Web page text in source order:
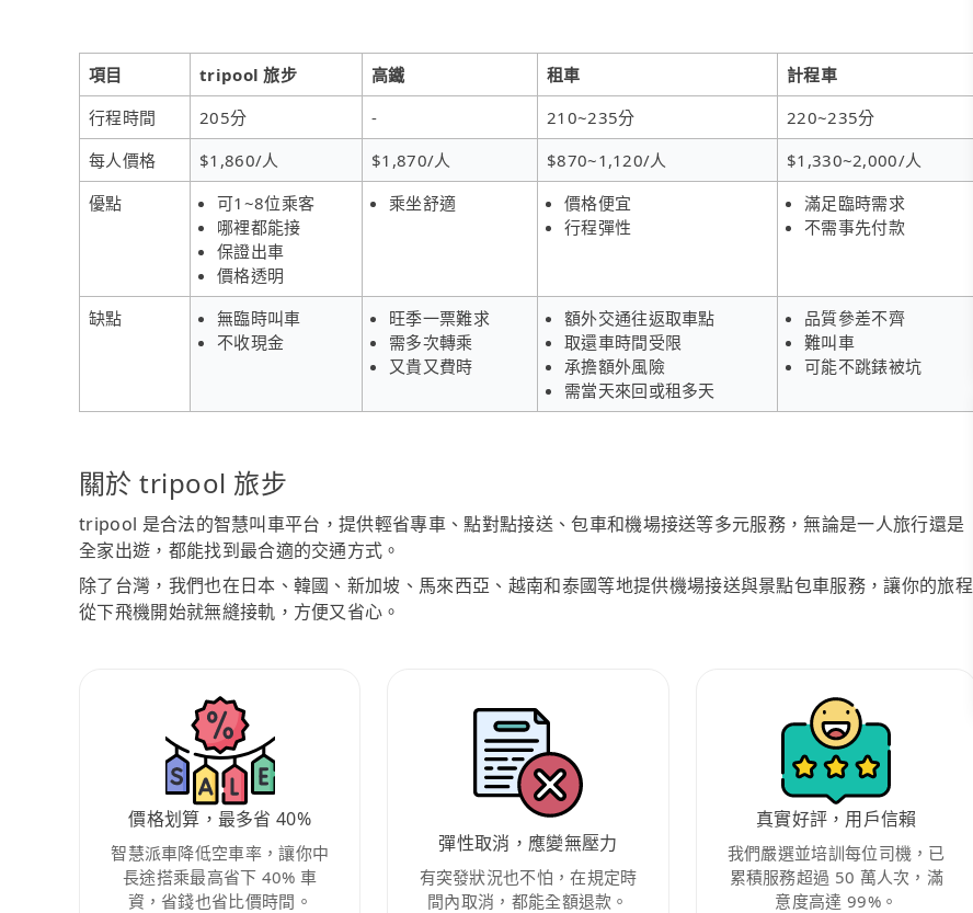
項目 tripool 旅步 高鐵 租車
計程車
行程時間
205分 - 210~235分
220~235分
每人價格
$1,860/人 $1,870/人 $870~1,120/人
$1,330~2,000/人
優點
可1~8位乘客
哪裡都能接
保證出車
價格透明
乘坐舒適
價格便宜
行程彈性
滿足臨時需求
不需事先付款
缺點
無臨時叫車
不收現金
旺季一票難求
需多次轉乘
又貴又費時
額外交通往返取車點
取還車時間受限
承擔額外風險
需當天來回或租多天
品質參差不齊
難叫車
可能不跳錶被坑
關於 tripool 旅步
tripool 是合法的智慧叫車平台，提供輕省專車、點對點接送、包車和機場接送等多元服務，無論是一人旅行還是
全家出遊，都能找到最合適的交通方式。
除了台灣，我們也在日本、韓國、新加坡、馬來西亞、越南和泰國等地提供機場接送與景點包車服務，讓你的旅程
從下飛機開始就無縫接軌，方便又省心。
價格划算，最多省 40%
智慧派車降低空車率，讓你中
長途搭乘最高省下 40% 車
資，省錢也省比價時間。
彈性取消，應變無壓力
有突發狀況也不怕，在規定時
間內取消，都能全額退款。
真實好評，用戶信賴
我們嚴選並培訓每位司機，已
累積服務超過 50 萬人次，滿
意度高達 99%。